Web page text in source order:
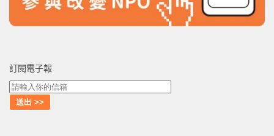
訂閱電子報